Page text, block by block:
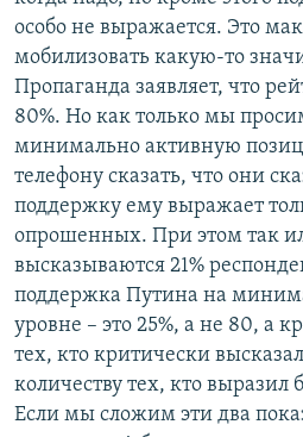
особо не выражается. Это
мобилизовать какую-то
Пропаганда заявляет, что
80%. Но как только мы
минимально активную
телефону сказать, что они
поддержку ему выражает
опрошенных. При этом так
высказываются 21%
поддержка Путина на
уровне – это 25%, а не 80, а
тех, кто критически
количеству тех, кто
Если мы сложим эти два